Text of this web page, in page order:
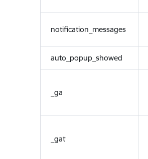
notification_messages
auto_popup_showed
_ga
_gat